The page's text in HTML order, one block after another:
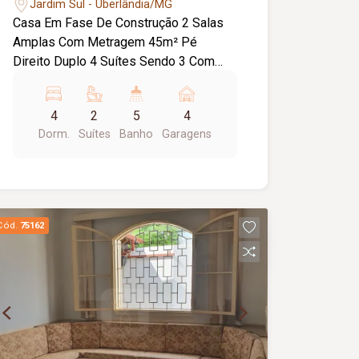
Jardim Sul - Uberlândia/MG
Casa Em Fase De Construção 2 Salas
Amplas Com Metragem 45m² Pé
Direito Duplo 4 Suítes Sendo 3 Com
Esquadrias De Alumínio Preparação
Para Automação Área Gourmet 52m²
Piscina Aquecida 16,80m² Garagem 4
4
Dorm.
2
Suítes
5
Banho
4
Garagens
75162